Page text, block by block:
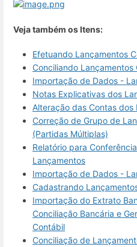
Veja também os Itens:
Efetuando Lançamentos
Conciliando Lançamentos
Importação de Dados -
Notas Explicativas dos
Alteração das Contas
Correção de Grupo de
(Partidas Múltiplas)
Relatório para
Lançamentos
Importação de Dados -
Cadastrando
Importação do Extrato
Conciliação Bancária e
Contábil
Conciliação de